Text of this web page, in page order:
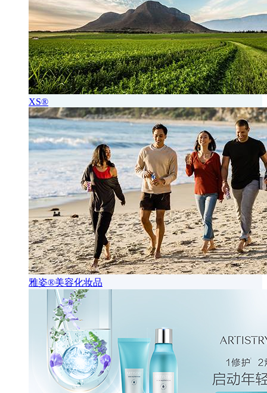
XS®
雅姿®美容化妆品